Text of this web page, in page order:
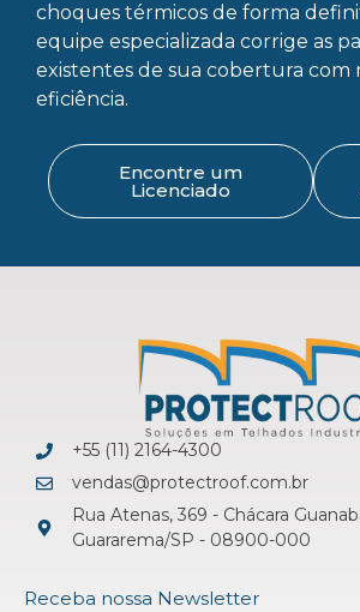
choques térmicos de forma
equipe especializada corrige as
existentes de sua cobertura com
eficiência.
Encontre um
Licenciado
+55 (11) 2164-4300
vendas@protectroof.com.br
Rua Atenas, 369 - Chácara
Guararema/SP - 08900-000
Receba nossa Newsletter